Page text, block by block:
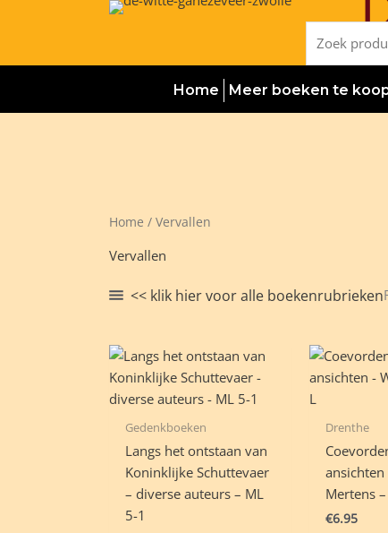
naar:
Home Meer boeken te
Home / Vervallen
Vervallen
<< klik hier voor alle boekenrubrieken
Gedenkboeken
Langs het ontstaan van
Koninklijke Schuttevaer
– diverse auteurs – ML
5-1
Drenthe
ansichten
Mertens
€6.95